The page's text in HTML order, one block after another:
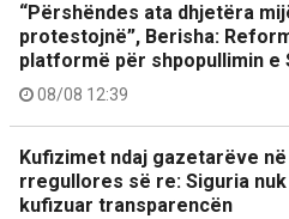
“Përshëndes ata dhjetëra
protestojnë”, Berisha:
platformë për shpopullimin e
08/08 12:39
Kufizimet ndaj gazetarëve në
rregullores së re: Siguria
kufizuar transparencën